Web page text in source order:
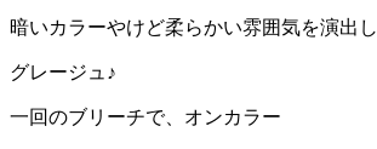
暗いカラーやけど柔らかい雰囲気を演出
グレージュ♪
一回のブリーチで、オンカラー